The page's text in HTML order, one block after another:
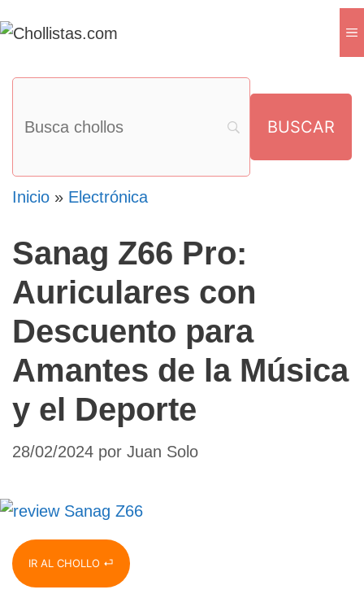
al
Inicio » Electrónica
Sanag Z66 Pro:
Auriculares con
Descuento para
Amantes de la Música
y el Deporte
28/02/2024 por Juan Solo
IR AL CHOLLO ⏎